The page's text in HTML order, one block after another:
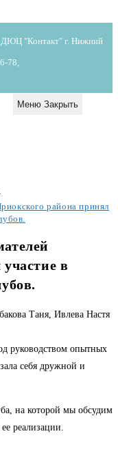
"Контакт" г. Нижний
78,
Меню Закрыть
района принял
в
Таня, Ивлева Настя
руководством опытных
себя дружной и
на которой мы обсудим
реализации.